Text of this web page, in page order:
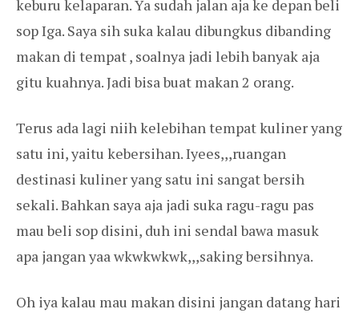
keburu kelaparan. Ya sudah jalan aja ke depan beli
sop Iga. Saya sih suka kalau dibungkus dibanding
makan di tempat , soalnya jadi lebih banyak aja
gitu kuahnya. Jadi bisa buat makan 2 orang.
Terus ada lagi niih kelebihan tempat kuliner yang
satu ini, yaitu kebersihan. Iyees,,,ruangan
destinasi kuliner yang satu ini sangat bersih
sekali. Bahkan saya aja jadi suka ragu-ragu pas
mau beli sop disini, duh ini sendal bawa masuk
apa jangan yaa wkwkwkwk,,,saking bersihnya.
Oh iya kalau mau makan disini jangan datang hari